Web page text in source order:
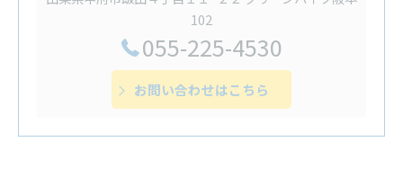
102
055-225-4530
お問い合わせはこちら